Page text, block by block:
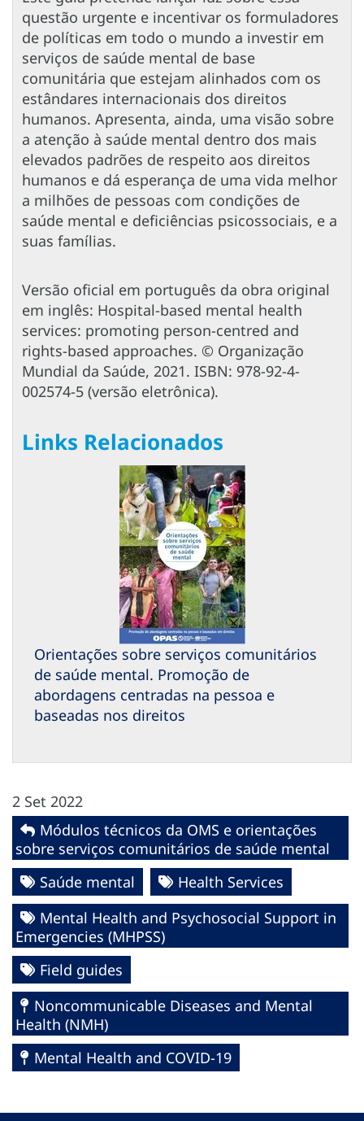
questão urgente e incentivar os formuladores
de políticas em todo o mundo a investir em
serviços de saúde mental de base
comunitária que estejam alinhados com os
estândares internacionais dos direitos
humanos. Apresenta, ainda, uma visão sobre
a atenção à saúde mental dentro dos mais
elevados padrões de respeito aos direitos
humanos e dá esperança de uma vida melhor
a milhões de pessoas com condições de
saúde mental e deficiências psicossociais, e a
suas famílias.
Versão oficial em português da obra original
em inglês: Hospital-based mental health
services: promoting person-centred and
rights-based approaches. © Organização
Mundial da Saúde, 2021. ISBN: 978-92-4-
002574-5 (versão eletrônica).
Links Relacionados
Orientações sobre serviços comunitários
de saúde mental. Promoção de
abordagens centradas na pessoa e
baseadas nos direitos
2 Set 2022
Módulos técnicos da OMS e orientações
sobre serviços comunitários de saúde mental
Saúde mental
Health Services
Mental Health and Psychosocial Support in
Emergencies (MHPSS)
Field guides
Noncommunicable Diseases and Mental
Health (NMH)
Mental Health and COVID-19